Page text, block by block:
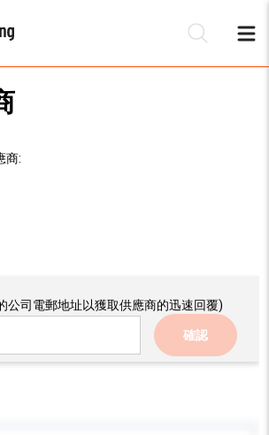
商:
公司電郵地址以獲取供應商的迅速回覆)
確認